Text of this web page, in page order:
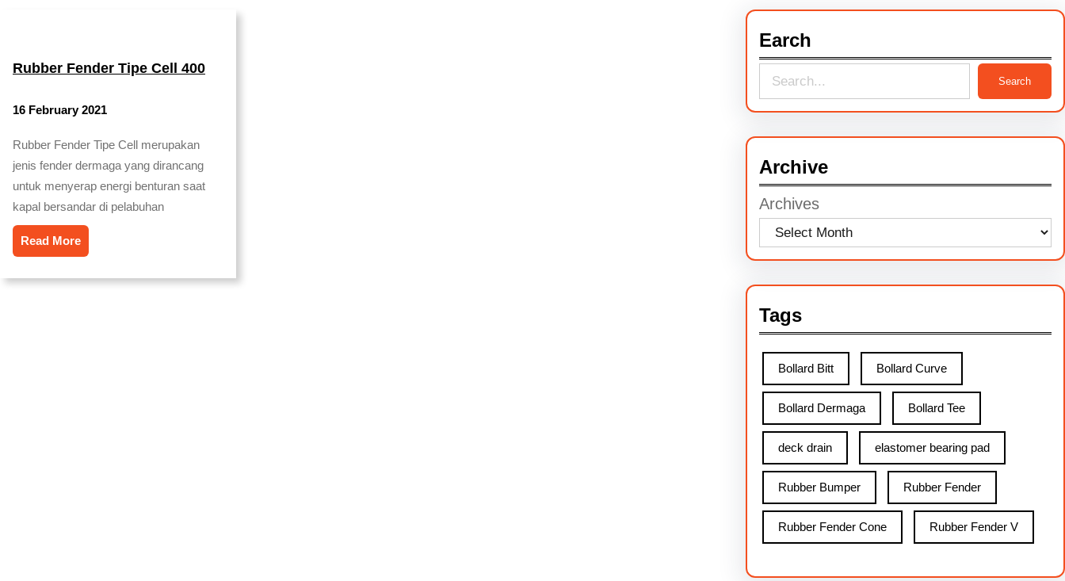
Rubber Fender Tipe Cell 400
16 February 2021
Rubber Fender Tipe Cell merupakan
jenis fender dermaga yang dirancang
untuk menyerap energi benturan saat
kapal bersandar di pelabuhan
Read More
Earch
e
r
c
h
Search
Archive
Archives
Tags
Bollard Bitt Bollard Curve
Bollard Dermaga Bollard Tee
deck drain elastomer bearing pad
Rubber Bumper Rubber Fender
Rubber Fender Cone Rubber Fender V